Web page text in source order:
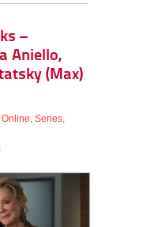
–
Aniello,
(Max)
Online, Series,